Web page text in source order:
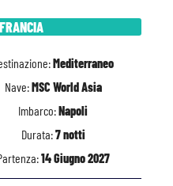
Mediterraneo
Nave:MSC World Asia
Imbarco:Napoli
Durata:7 notti
14 Giugno 2027